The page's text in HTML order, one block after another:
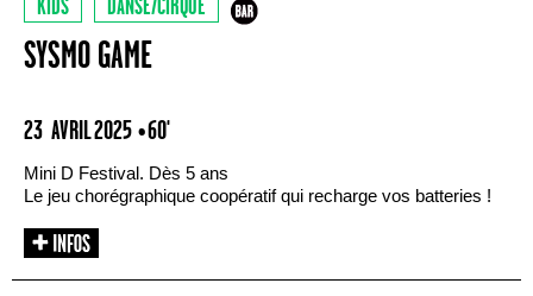
KIDS DANSE/CIRQUE
SYSMO GAME
23 AVRIL 2025 • 60'
Mini D Festival. Dès 5 ans
Le jeu chorégraphique coopératif qui recharge vos batteries !